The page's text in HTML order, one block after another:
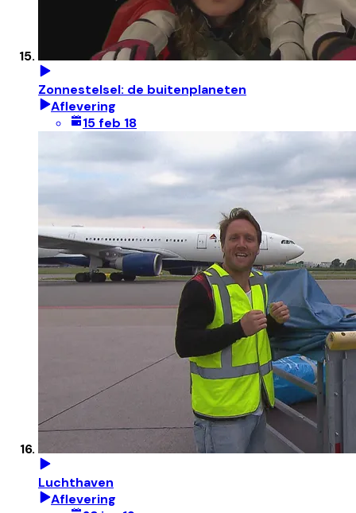
Zonnestelsel: de buitenplaneten
Aflevering
15 feb 18
Luchthaven
Aflevering